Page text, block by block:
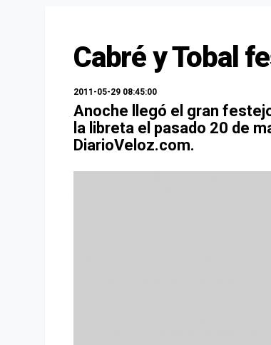
Cabré y Tobal
2011-05-29 08:45:00
Anoche llegó el gran
la libreta el pasado 20 de
DiarioVeloz.com.